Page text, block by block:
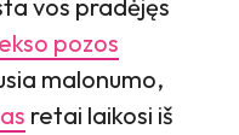
vos pradėjęs
pozos
malonumo,
retai laikosi iš